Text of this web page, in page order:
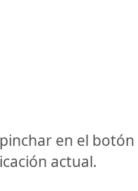
en el botón
actual.